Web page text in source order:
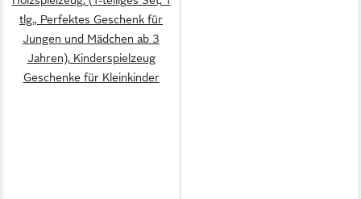
tlg., Perfektes Geschenk für
Jungen und Mädchen ab 3
Jahren), Kinderspielzeug
Geschenke für Kleinkinder